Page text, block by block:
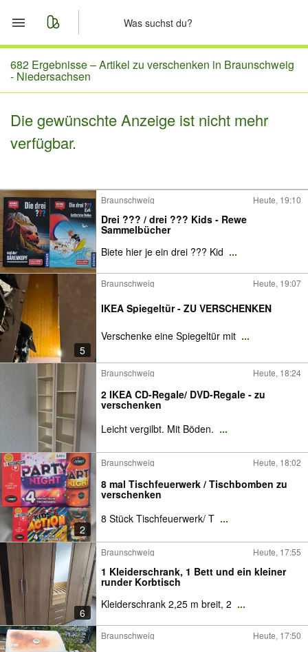
Start
Merkliste
Nachrichten
682 Ergebnisse –Artikel zu verschenken in Braunschweig
- Niedersachsen
Die gewünschte Anzeige ist nicht mehr
verfügbar.
Braunschweig Heute, 19:10
Drei ??? / drei ??? Kids - Rewe
Sammelbücher
Biete hier je ein drei ??? Kid ...
5
Braunschweig Heute, 19:07
IKEA Spiegeltür - ZU VERSCHENKEN
Verschenke eine Spiegeltür mit ...
Braunschweig Heute, 18:24
2 IKEA CD-Regale/ DVD-Regale - zu
verschenken
Leicht vergilbt. Mit Böden. ...
2
Braunschweig Heute, 18:02
8 mal Tischfeuerwerk / Tischbomben zu
verschenken
8 Stück Tischfeuerwerk/ T ...
6
Braunschweig Heute, 17:55
1 Kleiderschrank, 1 Bett und ein kleiner
runder Korbtisch
Kleiderschrank 2,25 m breit, 2 ...
Braunschweig Heute, 17:50